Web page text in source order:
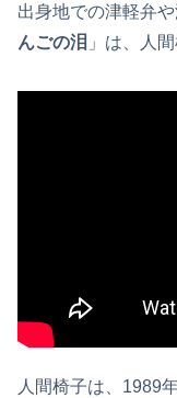
出身地での津軽弁
んごの泪 」は、人
人間椅子は、1989